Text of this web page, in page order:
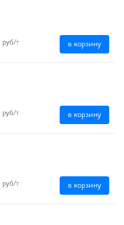
руб/т в корзину
руб/т в корзину
руб/т в корзину